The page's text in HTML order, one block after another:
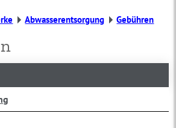
Abwasserentsorgung Gebühren